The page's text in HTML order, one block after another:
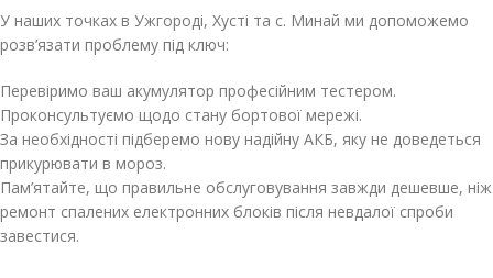
У наших точках в Ужгороді, Хусті та с. Минай ми допоможемо
розв’язати проблему під ключ:
Перевіримо ваш акумулятор професійним тестером.
Проконсультуємо щодо стану бортової мережі.
За необхідності підберемо нову надійну АКБ, яку не доведеться
прикурювати в мороз.
Пам’ятайте, що правильне обслуговування завжди дешевше, ніж
ремонт спалених електронних блоків після невдалої спроби
завестися.